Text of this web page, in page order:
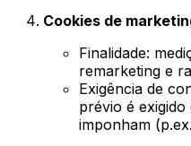
Cookies de
Finalidade:
remarketing e
Exigência de
prévio é exigido
imponham